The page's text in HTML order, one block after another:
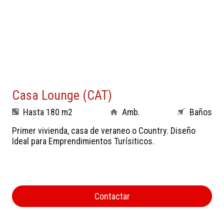
Casa Lounge (CAT)
Hasta 180 m2 Amb.
Baños
Primer vivienda, casa de veraneo o Country. Diseño
Ideal para Emprendimientos Turísiticos.
Contactar